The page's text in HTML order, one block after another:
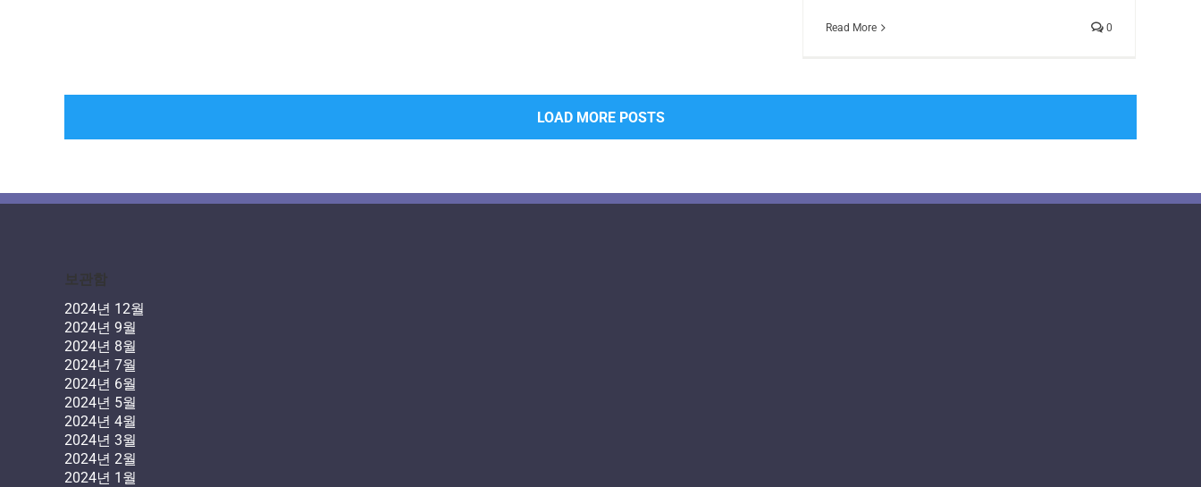
Read More 0
LOAD MORE POSTS
보관함
2024년 12월
2024년 9월
2024년 8월
2024년 7월
2024년 6월
2024년 5월
2024년 4월
2024년 3월
2024년 2월
2024년 1월